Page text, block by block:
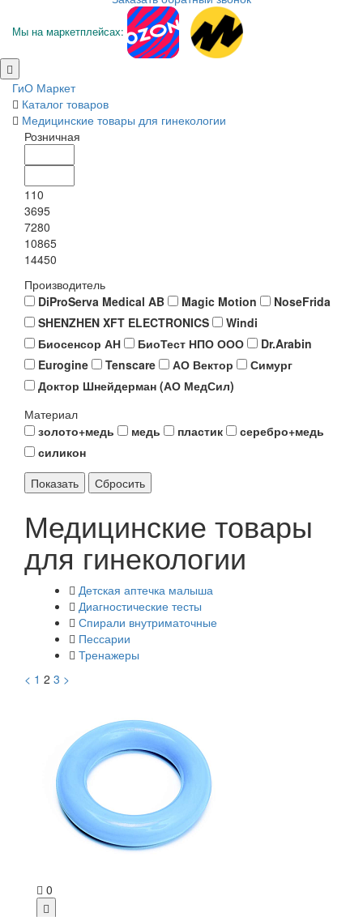
Мы на маркетплейсах:
ГиО Маркет
Каталог товаров
Медицинские товары для гинекологии
Розничная
110
3695
7280
10865
14450
Производитель
DiProServa Medical AB
Magic Motion
NoseFrida
SHENZHEN XFT ELECTRONICS
Windi
Биосенсор АН
БиоТест НПО ООО
Dr.Arabin
Eurogine
Tenscare АО Вектор
Симург
Доктор Шнейдерман (АО МедСил)
Материал
золото+медь
медь пластик
серебро+медь
силикон
Медицинские товары
для гинекологии
Детская аптечка малыша
Диагностические тесты
Спирали внутриматочные
Пессарии
Тренажеры
< 1 2 3 >
0